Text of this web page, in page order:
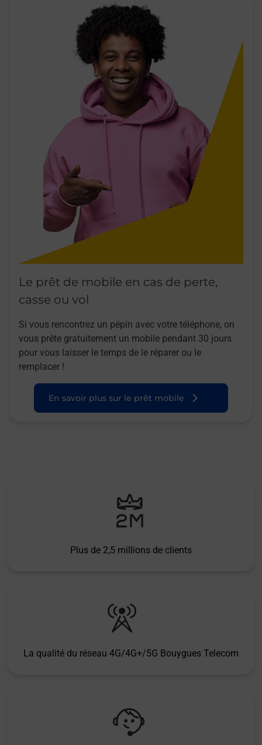
Le prêt de mobile en cas de perte,
casse ou vol
Si vous rencontrez un pépin avec votre téléphone, on
vous prête gratuitement un mobile pendant 30 jours
pour vous laisser le temps de le réparer ou le
remplacer !
En savoir plus sur le prêt mobile
Plus de 2,5 millions de clients
La qualité du réseau 4G/4G+/5G Bouygues Telecom